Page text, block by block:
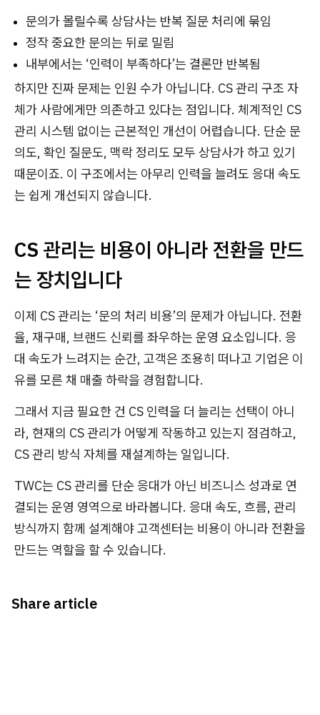
문의가 몰릴수록 상담사는 반복 질문 처리에 묶임
정작 중요한 문의는 뒤로 밀림
내부에서는 ‘인력이 부족하다’는 결론만 반복됨
하지만 진짜 문제는 인원 수가 아닙니다. CS 관리 구조 자
체가 사람에게만 의존하고 있다는 점입니다. 체계적인 CS
관리 시스템 없이는 근본적인 개선이 어렵습니다. 단순 문
의도, 확인 질문도, 맥락 정리도 모두 상담사가 하고 있기
때문이죠. 이 구조에서는 아무리 인력을 늘려도 응대 속도
는 쉽게 개선되지 않습니다.
CS 관리는 비용이 아니라 전환을 만드
는 장치입니다
이제 CS 관리는 ‘문의 처리 비용’의 문제가 아닙니다. 전환
율, 재구매, 브랜드 신뢰를 좌우하는 운영 요소입니다. 응
대 속도가 느려지는 순간, 고객은 조용히 떠나고 기업은 이
유를 모른 채 매출 하락을 경험합니다.
그래서 지금 필요한 건 CS 인력을 더 늘리는 선택이 아니
라, 현재의 CS 관리가 어떻게 작동하고 있는지 점검하고,
CS 관리 방식 자체를 재설계하는 일입니다.
TWC는 CS 관리를 단순 응대가 아닌 비즈니스 성과로 연
결되는 운영 영역으로 바라봅니다. 응대 속도, 흐름, 관리
방식까지 함께 설계해야 고객센터는 비용이 아니라 전환을
만드는 역할을 할 수 있습니다.
Share article